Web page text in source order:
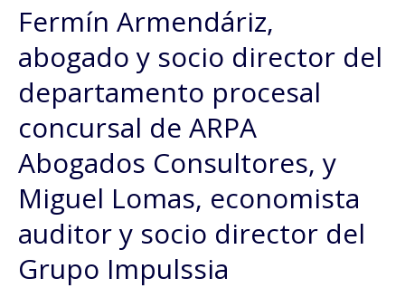
Fermín Armendáriz,
abogado y socio director del
departamento procesal
concursal de ARPA
Abogados Consultores, y
Miguel Lomas, economista
auditor y socio director del
Grupo Impulssia